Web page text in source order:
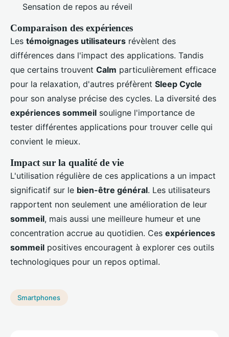
Sensation de repos au réveil
Comparaison des expériences
Les témoignages utilisateurs révèlent des
différences dans l'impact des applications. Tandis
que certains trouvent Calm particulièrement efficace
pour la relaxation, d'autres préfèrent Sleep Cycle
pour son analyse précise des cycles. La diversité des
expériences sommeil souligne l'importance de
tester différentes applications pour trouver celle qui
convient le mieux.
Impact sur la qualité de vie
L'utilisation régulière de ces applications a un impact
significatif sur le bien-être général. Les utilisateurs
rapportent non seulement une amélioration de leur
sommeil, mais aussi une meilleure humeur et une
concentration accrue au quotidien. Ces expériences
sommeil positives encouragent à explorer ces outils
technologiques pour un repos optimal.
Smartphones